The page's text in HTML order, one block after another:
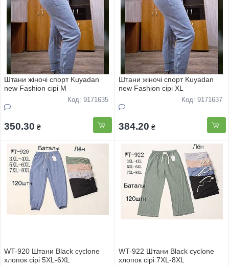
Штани жіночі спорт Kuyadan
new Fashion сірі M
Код: 9171635
350.30 ₴
Штани жіночі спорт Kuyadan
new Fashion сірі XL
Код: 9171637
384.20 ₴
WT-920 Штани Black cyclone
хлопок сірі 5XL-6XL
WT-922 Штани Black cyclone
хлопок сірі 7XL-8XL